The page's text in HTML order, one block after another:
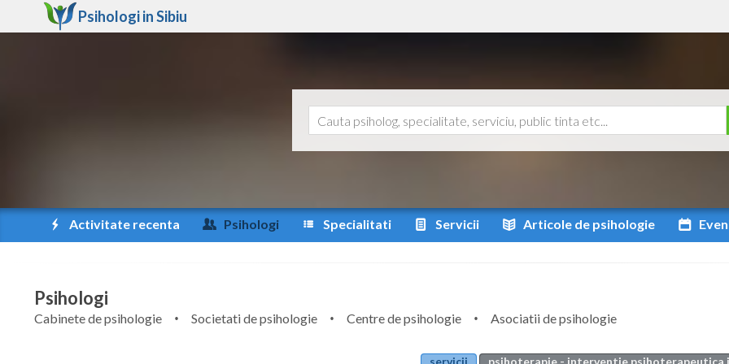
Psihologi inSibiu
Activitate recenta Psihologi Specialitati Servicii Articole de psihologie
Psihologi
Cabinete de psihologie Societati de psihologie Centre de psihologie
Asociatii de psihologie
servicii
psihoterapie - interventie psihoterapeutica